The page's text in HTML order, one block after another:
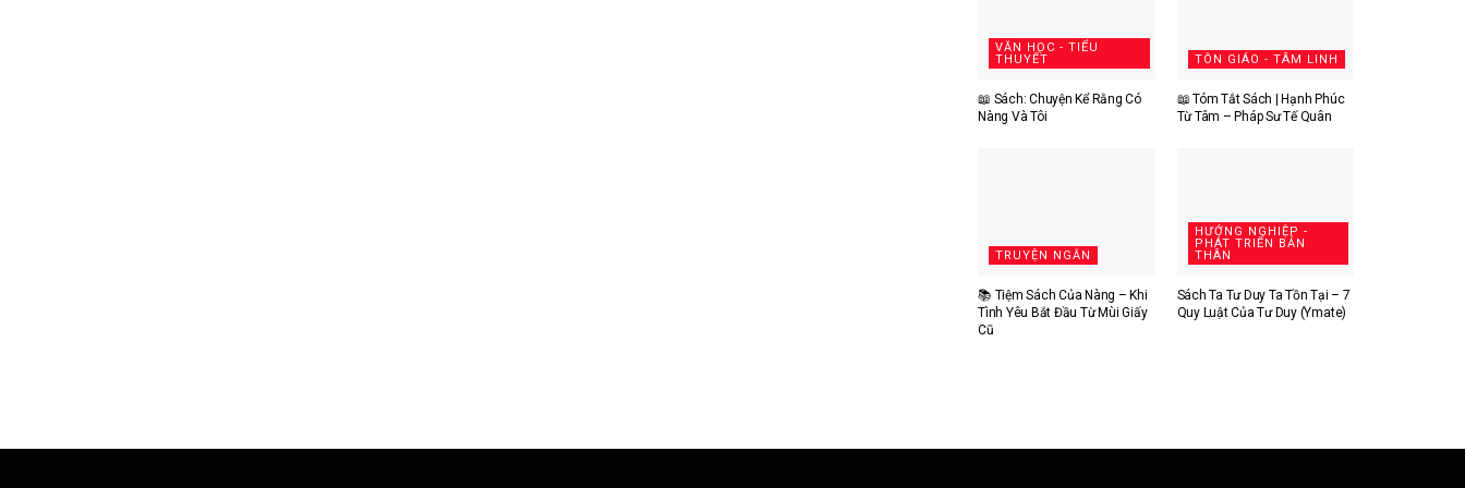
VĂN HỌC - TIỂU
THUYẾT
📖 Sách: Chuyện Kể Rằng Có
Nàng Và Tôi
TÔN GIÁO - TÂM LINH
📖 Tóm Tắt Sách | Hạnh Phúc
Từ Tâm – Pháp Sư Tế Quân
TRUYỆN NGẮN
📚 Tiệm Sách Của Nàng – Khi
Tình Yêu Bắt Đầu Từ Mùi Giấy
Cũ
HƯỚNG NGHIỆP -
PHÁT TRIỂN BẢN
THÂN
Sách Ta Tư Duy Ta Tồn Tại – 7
Quy Luật Của Tư Duy (Ymate)